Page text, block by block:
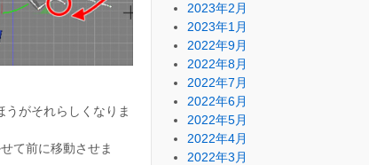
がそれらしくなりま
て前に移動させま
2023年2月
2023年1月
2022年9月
2022年8月
2022年7月
2022年6月
2022年5月
2022年4月
2022年3月